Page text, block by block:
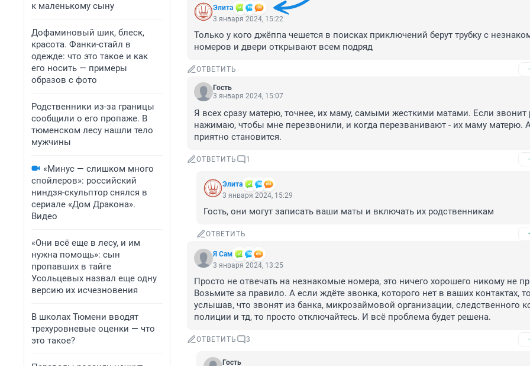
к маленькому сыну
Дофаминовый шик, блеск,
красота. Фанки-стайл в
одежде: что это такое и как
его носить — примеры
образов с фото
Родственники из-за границы
сообщили о его пропаже. В
тюменском лесу нашли тело
мужчины
«Минус — слишком много
спойлеров»: российский
ниндзя-скульптор снялся в
сериале «Дом Дракона».
Видео
«Они всё еще в лесу, и им
нужна помощь»: сын
пропавших в тайге
Усольцевых назвал еще одну
версию их исчезновения
В школах Тюмени вводят
трехуровневые оценки — что
это такое?
Элита
3 января 2024, 15:22
Только у кого джёппа чешется в поисках приключений берут трубку с
номеров и двери открывают всем подряд
ОТВЕТИТЬ
Гость
3 января 2024, 15:07
Я всех сразу матерю, точнее, их маму, самыми жесткими матами. Если звонит
нажимаю, чтобы мне перезвонили, и когда перезванивают - их маму матерю.
приятно становится.
ОТВЕТИТЬ 1
Элита
3 января 2024, 15:29
Гость, они могут записать ваши маты и включать их родственникам
ОТВЕТИТЬ
Я Сам
3 января 2024, 13:25
Просто не отвечать на незнакомые номера, это ничего хорошего никому не
Возьмите за правило. А если ждёте звонка, которого нет в ваших контактах, то
услышав, что звонят из банка, микрозаймовой организации, следственного
полиции и тд, то просто отключайтесь. И всё проблема будет решена.
ОТВЕТИТЬ 3
Гость